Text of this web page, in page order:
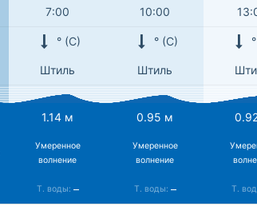
7:00 10:00
° (С) ° (С)
Штиль Штиль
1.14 м 0.95 м
Умеренное
волнение
Умеренное
волнение
Т. воды: – Т. воды: – Т.